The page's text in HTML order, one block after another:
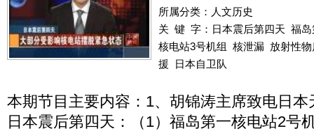
所属分类：人文历史
关 键 字： 日本震后第四天 福岛
核电站3号机组
核泄漏 放射性物
援
日本自卫队
本期节目主要内容：1、胡锦涛主席致电日
日本震后第四天：（1）福岛第一核电站2号